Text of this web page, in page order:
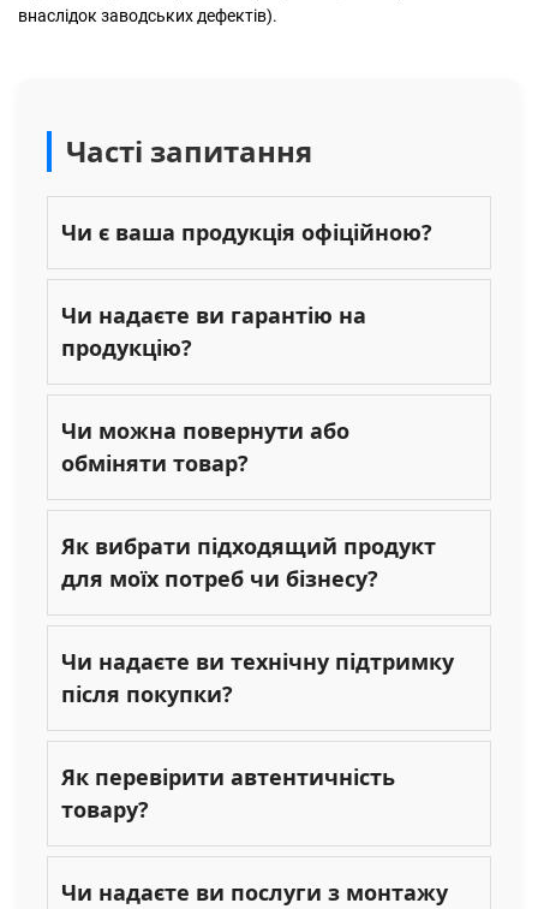
внаслідок заводських дефектів).
Часті запитання
Чи є ваша продукція офіційною?
Чи надаєте ви гарантію на
продукцію?
Чи можна повернути або
обміняти товар?
Як вибрати підходящий продукт
для моїх потреб чи бізнесу?
Чи надаєте ви технічну підтримку
після покупки?
Як перевірити автентичність
товару?
Чи надаєте ви послуги з монтажу